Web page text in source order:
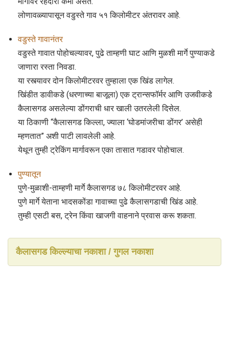
लोणावळ्यापासून वडुस्ते गाव ५१ किलोमीटर अंतरावर आहे.
वडुस्ते गावानंतर
वडुस्ते गावात पोहोचल्यावर, पुढे ताम्हणी घाट आणि मुळशी मार्गे पुण्याकडे
जाणारा रस्ता निवडा.
या रस्त्यावर दोन किलोमीटरवर तुम्हाला एक खिंड लागेल.
खिंडीत डावीकडे (धरणाच्या बाजूला) एक ट्रान्सफॉर्मर आणि उजवीकडे
कैलासगड असलेल्या डोंगराची धार खाली उतरलेली दिसेल.
या ठिकाणी “कैलासगड किल्ला, ज्याला ‘घोडमांजरीचा डोंगर’ असेही
म्हणतात” अशी पाटी लावलेली आहे.
येथून तुम्ही ट्रेकिंग मार्गावरून एका तासात गडावर पोहोचाल.
पुण्यातून
पुणे-मुळाशी-ताम्हणी मार्गे कैलासगड ७८ किलोमीटरवर आहे.
पुणे मार्गे येताना भादसकोंडा गावाच्या पुढे कैलासगडाची खिंड आहे.
तुम्ही एसटी बस, ट्रेन किंवा खाजगी वाहनाने प्रवास करू शकता.
कैलासगड किल्ल्याचा नकाशा / गुगल नकाशा